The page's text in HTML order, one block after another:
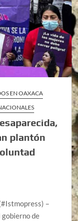
EN OAXACA
plantón
–
de